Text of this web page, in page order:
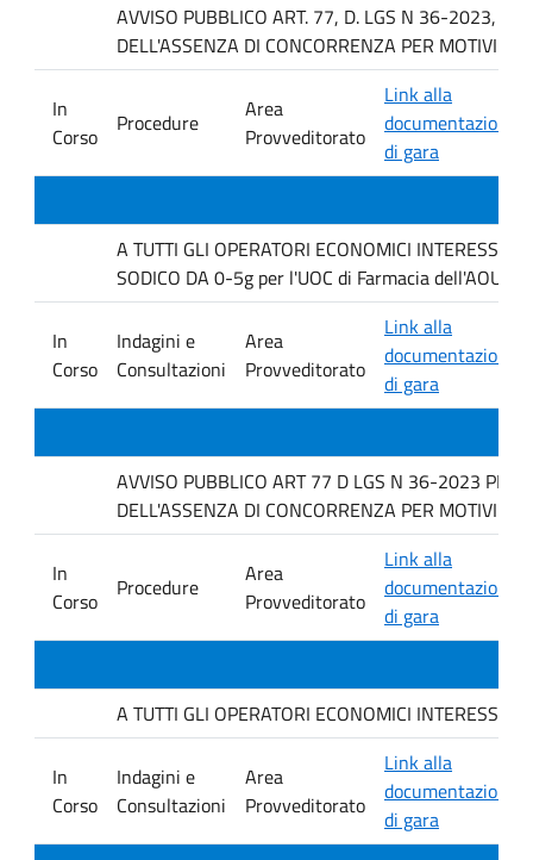
AVVISO PUBBLICO ART. 77, D. LGS N 36-2023,
DELL'ASSENZA DI CONCORRENZA PER MOTIVI
In
Corso
Procedure
Area
Provveditorato
Link alla
documentazione
di gara
A TUTTI GLI OPERATORI ECONOMICI
SODICO DA 0-5g per l'UOC di Farmacia dell'AOUP
In
Corso
Indagini e
Consultazioni
Area
Provveditorato
Link alla
documentazione
di gara
AVVISO PUBBLICO ART 77 D LGS N 36-2023 PER
DELL'ASSENZA DI CONCORRENZA PER MOTIVI
In
Corso
Procedure
Area
Provveditorato
Link alla
documentazione
di gara
A TUTTI GLI OPERATORI ECONOMICI
In
Corso
Indagini e
Consultazioni
Area
Provveditorato
Link alla
documentazione
di gara